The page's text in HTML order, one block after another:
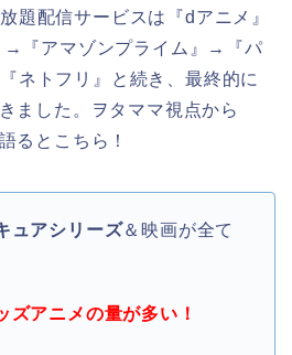
題配信サービスは『dアニメ』
→『アマゾンプライム』→『パ
ネトフリ』と続き、最終的に
ました。ヲタママ視点から
るとこちら！
ュアシリーズ＆映画が全て
ズアニメの量が多い！